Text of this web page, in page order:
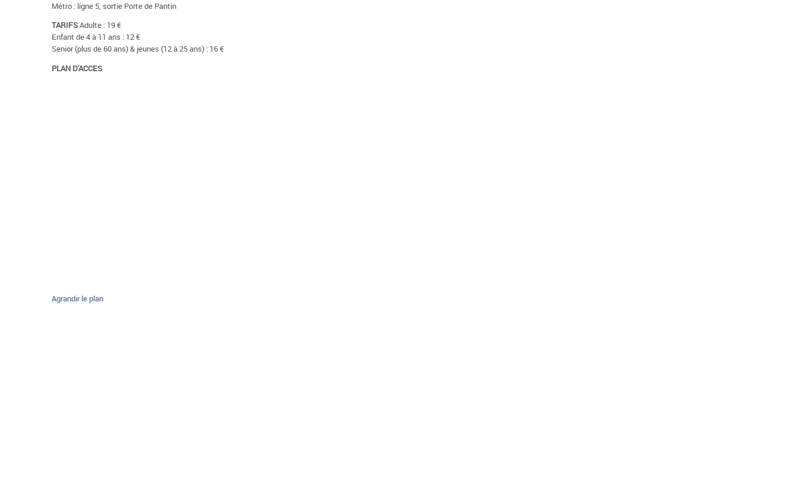
Métro : ligne 5, sortie Porte de Pantin
TARIFSAdulte : 19 €
Enfant de 4 à 11 ans : 12 €
Senior (plus de 60 ans) & jeunes (12 à 25 ans) : 16 €
PLAN D'ACCES
Agrandir le plan